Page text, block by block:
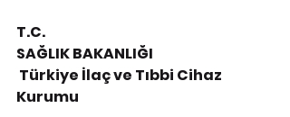
T.C.
SAĞLIK BAKANLIĞI
Kurumu